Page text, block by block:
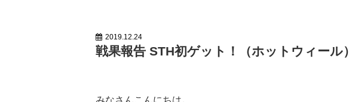
2019.12.24
戦果報告 STH初ゲット！（ホットウィール）
みなさんこんにちは。